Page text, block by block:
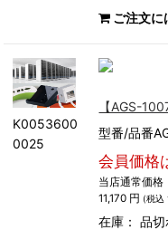
ご注文に
K0053600
0025
【AGS-
型番/品番
会員価格
当店通常価格
11,170 円 (税込
在庫：品切